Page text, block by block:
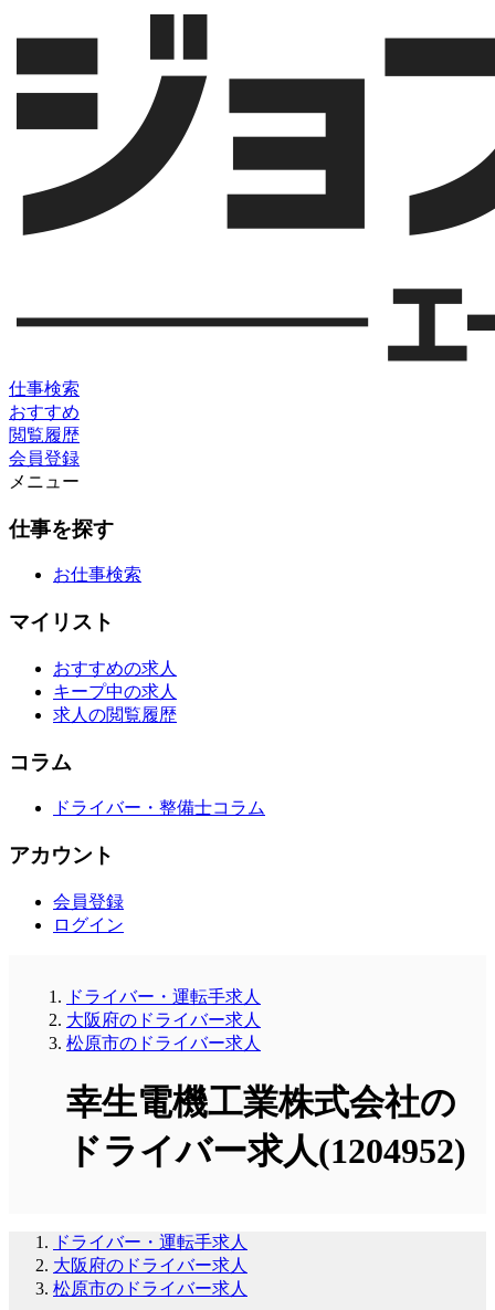
仕事検索
おすすめ
閲覧履歴
会員登録
メニュー
仕事を探す
お仕事検索
マイリスト
おすすめの求人
キープ中の求人
求人の閲覧履歴
コラム
ドライバー・整備士コラム
アカウント
会員登録
ログイン
ドライバー・運転手求人
大阪府のドライバー求人
松原市のドライバー求人
幸生電機工業株式会社の
ドライバー求人(1204952)
ドライバー・運転手求人
大阪府のドライバー求人
松原市のドライバー求人